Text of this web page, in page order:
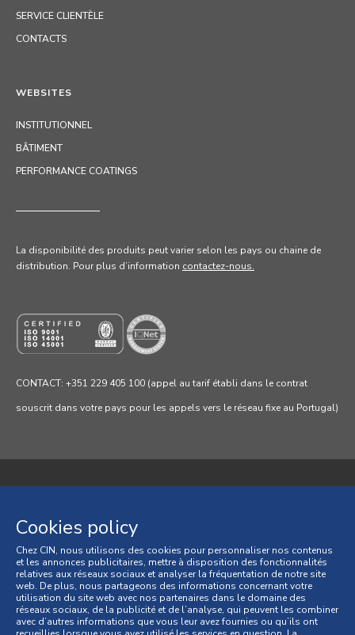
SERVICE CLIENTÈLE
CONTACTS
WEBSITES
INSTITUTIONNEL
BÂTIMENT
PERFORMANCE COATINGS
La disponibilité des produits peut varier selon les pays ou chaine de
distribution. Pour plus d’information contactez-nous.
CONTACT: +351 229 405 100 (appel au tarif établi dans le contrat
souscrit dans votre pays pour les appels vers le réseau fixe au Portugal)
Politique de cookies
Conditions générales
Conditions générales de vente
Litiges de consommation
Cookies policy
Chez CIN, nous utilisons des cookies pour personnaliser nos contenus
et les annonces publicitaires, mettre à disposition des fonctionnalités
relatives aux réseaux sociaux et analyser la fréquentation de notre site
web. De plus, nous partageons des informations concernant votre
utilisation du site web avec nos partenaires dans le domaine des
réseaux sociaux, de la publicité et de l’analyse, qui peuvent les combiner
avec d’autres informations que vous leur avez fournies ou qu’ils ont